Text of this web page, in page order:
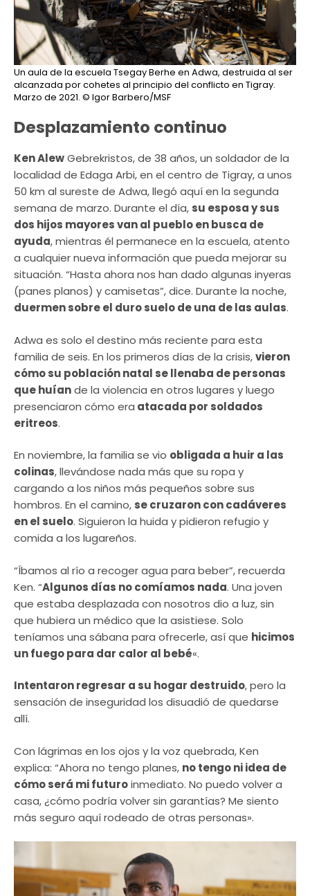
Un aula de la escuela Tsegay Berhe en Adwa, destruida al ser
alcanzada por cohetes al principio del conflicto en Tigray.
Marzo de 2021. © Igor Barbero/MSF
Desplazamiento continuo
Ken AlewGebrekristos, de 38 años, un soldador de la
localidad de Edaga Arbi, en el centro de Tigray, a unos
50 km al sureste de Adwa, llegó aquí en la segunda
semana de marzo. Durante el día, su esposa y sus
dos hijos mayores van al pueblo en busca de
ayuda, mientras él permanece en la escuela, atento
a cualquier nueva información que pueda mejorar su
situación. “Hasta ahora nos han dado algunas inyeras
(panes planos) y camisetas”, dice. Durante la noche,
duermen sobre el duro suelo de una de las aulas.
Adwa es solo el destino más reciente para esta
familia de seis. En los primeros días de la crisis,vieron
cómo su población natal se llenaba de personas
que huíande la violencia en otros lugares y luego
presenciaron cómo era atacada por soldados
eritreos.
En noviembre, la familia se vio obligada a huir a las
colinas, llevándose nada más que su ropa y
cargando a los niños más pequeños sobre sus
hombros. En el camino, se cruzaron con cadáveres
en el suelo. Siguieron la huida y pidieron refugio y
comida a los lugareños.
“Íbamos al río a recoger agua para beber”, recuerda
Ken. “Algunos días no comíamos nada. Una joven
que estaba desplazada con nosotros dio a luz, sin
que hubiera un médico que la asistiese. Solo
teníamos una sábana para ofrecerle, así que hicimos
un fuego para dar calor al bebé«.
Intentaron regresar a su hogar destruido, pero la
sensación de inseguridad los disuadió de quedarse
allí.
Con lágrimas en los ojos y la voz quebrada, Ken
explica: “Ahora no tengo planes, no tengo ni idea de
cómo será mi futuroinmediato. No puedo volver a
casa, ¿cómo podría volver sin garantías? Me siento
más seguro aquí rodeado de otras personas».